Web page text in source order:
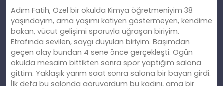
Adım Fatih, Özel bir okulda Kimya öğretmeniyim 38
yaşındayım, ama yaşımı katiyen göstermeyen, kendime
bakan, vücut gelişimi sporuyla uğraşan biriyim.
Etrafında sevilen, saygı duyulan biriyim. Başımdan
geçen olay bundan 4 sene önce gerçekleşti. Ogün
okulda mesaim bittikten sonra spor yaptığım salona
gittim. Yaklaşık yarım saat sonra salona bir bayan girdi.
İlk defa bu salonda görüyordum bu kadını, ama bir